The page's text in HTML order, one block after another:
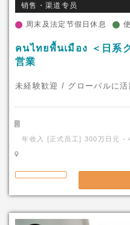
销售・渠道专员
周末及法定节假日休息
คนไทยพื้นเมือง ＜日系
営業
未経験歓迎 / グローバルに
年收入 [正式员工] 300万日元 -